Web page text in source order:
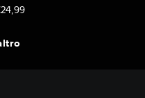
OF PANDORA™